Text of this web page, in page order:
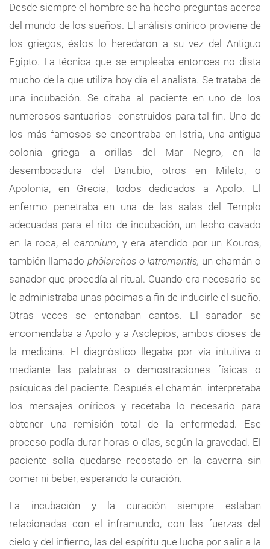
Desde siempre el hombre se ha hecho preguntas acerca
del mundo de los sueños. El análisis onírico proviene de
los griegos, éstos lo heredaron a su vez del Antiguo
Egipto. La técnica que se empleaba entonces no dista
mucho de la que utiliza hoy día el analista. Se trataba de
una incubación. Se citaba al paciente en uno de los
numerosos santuarios construidos para tal fin. Uno de
los más famosos se encontraba en Istria, una antigua
colonia griega a orillas del Mar Negro, en la
desembocadura del Danubio, otros en Mileto, o
Apolonia, en Grecia, todos dedicados a Apolo. El
enfermo penetraba en una de las salas del Templo
adecuadas para el rito de incubación, un lecho cavado
en la roca, el caronium, y era atendido por un Kouros,
también llamado phôlarchos o Iatromantis, un chamán o
sanador que procedía al ritual. Cuando era necesario se
le administraba unas pócimas a fin de inducirle el sueño.
Otras veces se entonaban cantos. El sanador se
encomendaba a Apolo y a Asclepios, ambos dioses de
la medicina. El diagnóstico llegaba por vía intuitiva o
mediante las palabras o demostraciones físicas o
psíquicas del paciente. Después el chamán interpretaba
los mensajes oníricos y recetaba lo necesario para
obtener una remisión total de la enfermedad. Ese
proceso podía durar horas o días, según la gravedad. El
paciente solía quedarse recostado en la caverna sin
comer ni beber, esperando la curación.
La incubación y la curación siempre estaban
relacionadas con el inframundo, con las fuerzas del
cielo y del infierno, las del espíritu que lucha por salir a la